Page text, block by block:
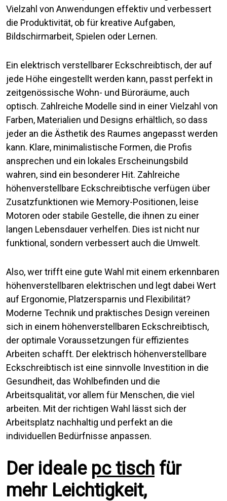
Vielzahl von Anwendungen effektiv und verbessert
die Produktivität, ob für kreative Aufgaben,
Bildschirmarbeit, Spielen oder Lernen.
Ein elektrisch verstellbarer Eckschreibtisch, der auf
jede Höhe eingestellt werden kann, passt perfekt in
zeitgenössische Wohn- und Büroräume, auch
optisch. Zahlreiche Modelle sind in einer Vielzahl von
Farben, Materialien und Designs erhältlich, so dass
jeder an die Ästhetik des Raumes angepasst werden
kann. Klare, minimalistische Formen, die Profis
ansprechen und ein lokales Erscheinungsbild
wahren, sind ein besonderer Hit. Zahlreiche
höhenverstellbare Eckschreibtische verfügen über
Zusatzfunktionen wie Memory-Positionen, leise
Motoren oder stabile Gestelle, die ihnen zu einer
langen Lebensdauer verhelfen. Dies ist nicht nur
funktional, sondern verbessert auch die Umwelt.
Also, wer trifft eine gute Wahl mit einem erkennbaren
höhenverstellbaren elektrischen und legt dabei Wert
auf Ergonomie, Platzersparnis und Flexibilität?
Moderne Technik und praktisches Design vereinen
sich in einem höhenverstellbaren Eckschreibtisch,
der optimale Voraussetzungen für effizientes
Arbeiten schafft. Der elektrisch höhenverstellbare
Eckschreibtisch ist eine sinnvolle Investition in die
Gesundheit, das Wohlbefinden und die
Arbeitsqualität, vor allem für Menschen, die viel
arbeiten. Mit der richtigen Wahl lässt sich der
Arbeitsplatz nachhaltig und perfekt an die
individuellen Bedürfnisse anpassen.
Der ideale pc tisch für
mehr Leichtigkeit,